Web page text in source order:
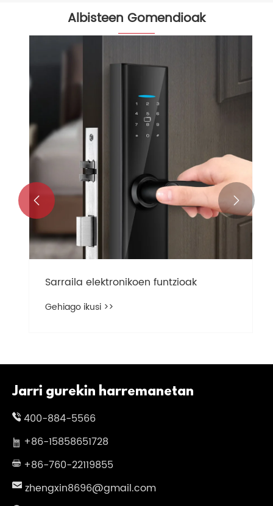
Albisteen Gomendioak
Sarraila elektronikoen funtzioak
Gehiago ikusi >>
 
Jarri gurekin harremanetan
400-884-5566
+86-15858651728
+86-760-22119855
zhengxin8696@gmail.com